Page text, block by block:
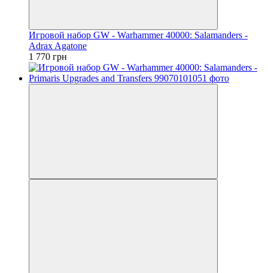
Игровой набор GW - Warhammer 40000: Salamanders -
Adrax Agatone
1 770 грн